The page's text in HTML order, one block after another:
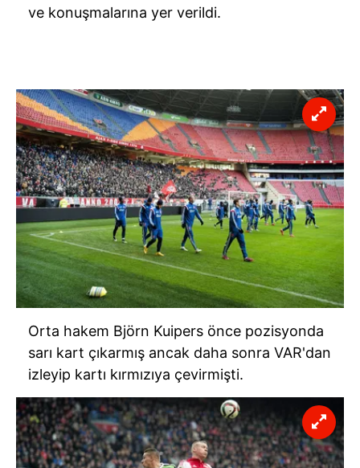
ve konuşmalarına yer verildi.
Orta hakem Björn Kuipers önce pozisyonda
sarı kart çıkarmış ancak daha sonra VAR'dan
izleyip kartı kırmızıya çevirmişti.